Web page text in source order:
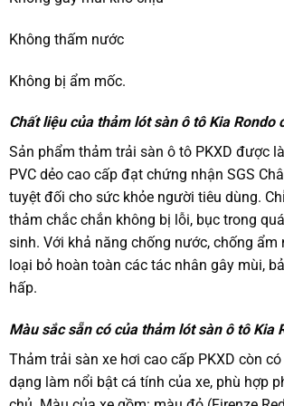
Không thấm nước
Không bị ẩm mốc.
Chất liệu của thảm lót sàn ô tô Kia Rondo
Sản phẩm thảm trải sàn ô tô PKXD được
PVC dẻo cao cấp đạt chứng nhận SGS
tuyệt đối cho sức khỏe người tiêu dùng.
thảm chắc chắn không bị lỗi, bục trong
sinh. Với khả năng chống nước, chống ẩm
loại bỏ hoàn toàn các tác nhân gây mùi,
hấp.
Màu sắc sẵn có của thảm lót sàn ô tô Kia
Thảm trải sàn xe hơi cao cấp PKXD còn
dạng làm nổi bật cá tính của xe, phù hợp